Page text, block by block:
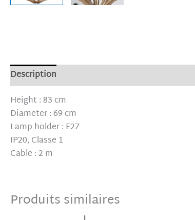
Description
Height : 83 cm
Diameter : 69 cm
Lamp holder : E27
IP20, Classe 1
Cable : 2 m
Produits similaires